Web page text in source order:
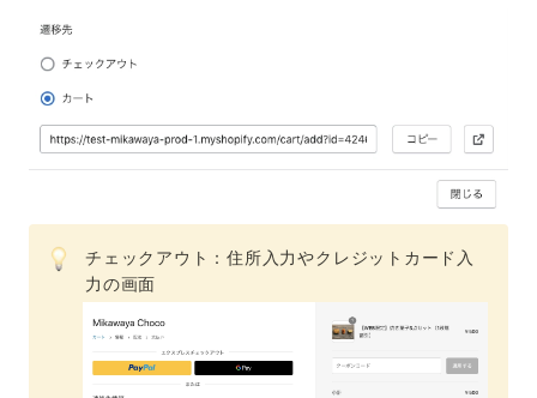
チェックアウト：住所入力やクレジットカード入
力の画面